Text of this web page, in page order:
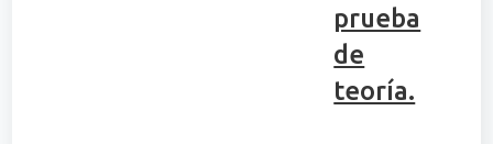
prueba
de
teoría.